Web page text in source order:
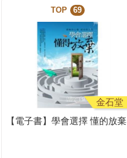
TOP 69
金石堂
【電子書】學會選擇 懂的放棄